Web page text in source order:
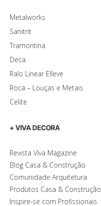
Metalworks
Sanitrit
Tramontina
Deca
Ralo Linear Elleve
Roca – Louças e Metais
Celite
+ VIVA DECORA
Revista VIva Magazine
Blog Casa & Construção
Comunidade Arquitetura
Produtos Casa & Construção
Inspire-se com Profissionais